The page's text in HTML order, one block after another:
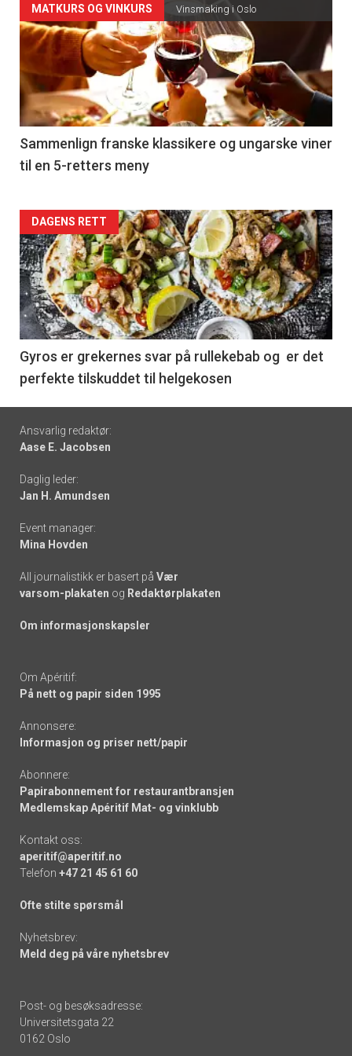
Forsiden
akkurat
nå
-
5
MATKURS OG VINKURS Vinsmaking i Oslo
Sammenlign franske klassikere og ungarske viner
til en 5-retters meny
Forsiden
akkurat
nå
-
6
DAGENS RETT
Gyros er grekernes svar på rullekebab og er det
perfekte tilskuddet til helgekosen
Footer
-
links
Ansvarlig redaktør:
Aase E. Jacobsen
Daglig leder:
Jan H. Amundsen
Event manager:
Mina Hovden
All journalistikk er basert på Vær
varsom-plakaten og Redaktørplakaten
Om informasjonskapsler
Om Apéritif:
På nett og papir siden 1995
Annonsere:
Informasjon og priser nett/papir
Abonnere:
Papirabonnement for restaurantbransjen
Medlemskap Apéritif Mat- og vinklubb
Kontakt oss:
aperitif@aperitif.no
Telefon +47 21 45 61 60
Ofte stilte spørsmål
Nyhetsbrev:
Meld deg på våre nyhetsbrev
Post- og besøksadresse:
Universitetsgata 22
0162 Oslo